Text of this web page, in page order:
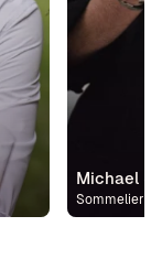
Michael
Sommelier